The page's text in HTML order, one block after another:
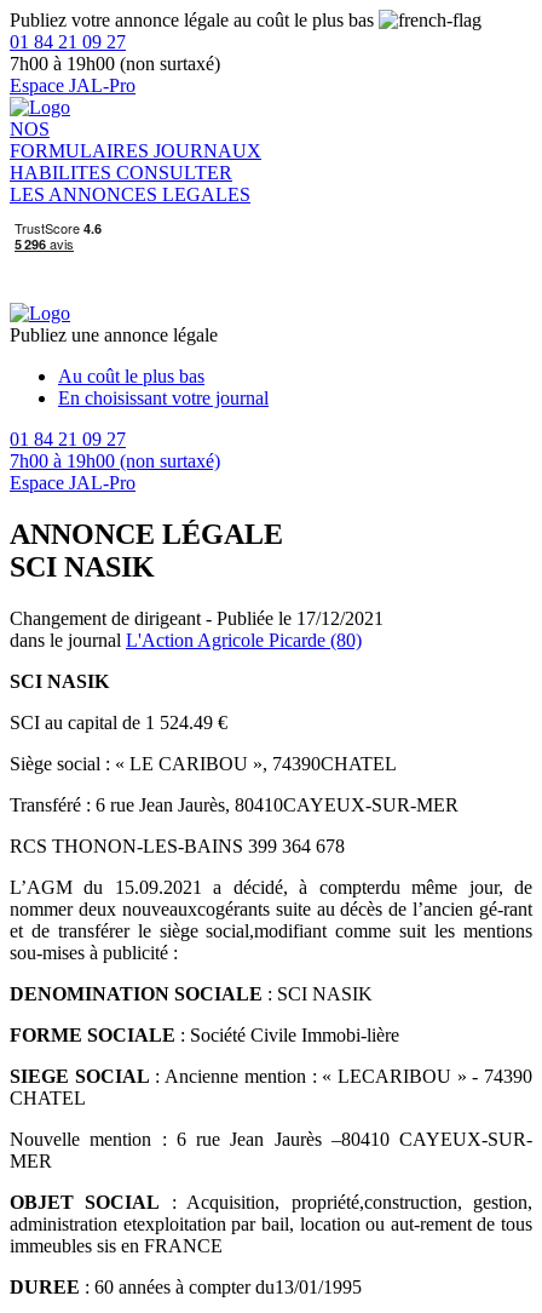
Publiez votre annonce légale au coût le plus bas
01 84 21 09 27
7h00 à 19h00 (non surtaxé)
Espace JAL-Pro
NOS
FORMULAIRES JOURNAUX
HABILITES CONSULTER
LES ANNONCES LEGALES
Publiez une annonce légale
Au coût le plus bas
En choisissant votre journal
01 84 21 09 27
7h00 à 19h00 (non surtaxé)
Espace JAL-Pro
ANNONCE LÉGALE
SCI NASIK
Changement de dirigeant - Publiée le 17/12/2021
dans le journal L'Action Agricole Picarde (80)
SCI NASIK
SCI au capital de 1 524.49 €
Siège social : « LE CARIBOU », 74390CHATEL
Transféré : 6 rue Jean Jaurès, 80410CAYEUX-SUR-MER
RCS THONON-LES-BAINS 399 364 678
L’AGM du 15.09.2021 a décidé, à compterdu même jour, de
nommer deux nouveauxcogérants suite au décès de l’ancien gé-rant
et de transférer le siège social,modifiant comme suit les mentions
sou-mises à publicité :
DENOMINATION SOCIALE : SCI NASIK
FORME SOCIALE : Société Civile Immobi-lière
SIEGE SOCIAL : Ancienne mention : « LECARIBOU » - 74390
CHATEL
Nouvelle mention : 6 rue Jean Jaurès –80410 CAYEUX-SUR-
MER
OBJET SOCIAL : Acquisition, propriété,construction, gestion,
administration etexploitation par bail, location ou aut-rement de tous
immeubles sis en FRANCE
DUREE : 60 années à compter du13/01/1995